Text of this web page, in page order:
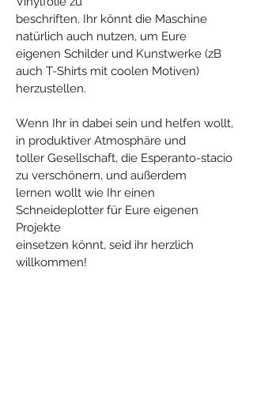
beschriften. Ihr könnt die Maschine
natürlich auch nutzen, um Eure
eigenen Schilder und Kunstwerke (zB
auch T-Shirts mit coolen Motiven)
herzustellen.
Wenn Ihr in dabei sein und helfen wollt,
in produktiver Atmosphäre und
toller Gesellschaft, die Esperanto-stacio
zu verschönern, und außerdem
lernen wollt wie Ihr einen
Schneideplotter für Eure eigenen
Projekte
einsetzen könnt, seid ihr herzlich
willkommen!